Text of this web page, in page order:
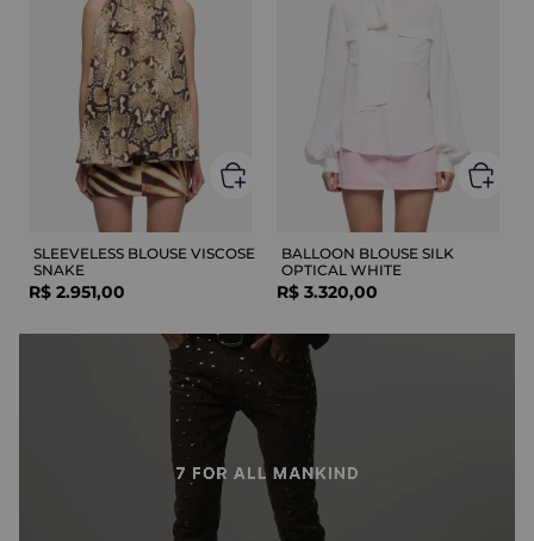
SLEEVELESS BLOUSE VISCOSE
SNAKE
R$ 2.951,00
BALLOON BLOUSE SILK
OPTICAL WHITE
R$ 3.320,00